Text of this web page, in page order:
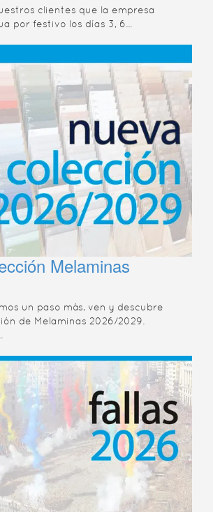
clientes que la empresa
por festivo los días 3, 6...
Melaminas
un paso más, ven y descubre
de Melaminas 2026/2029.